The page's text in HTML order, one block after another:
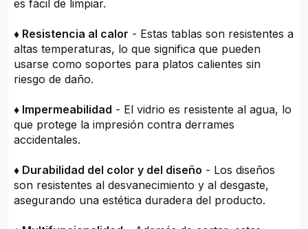
es fácil de limpiar.
♦ Resistencia al calor - Estas tablas son resistentes a
altas temperaturas, lo que significa que pueden
usarse como soportes para platos calientes sin
riesgo de daño.
♦ Impermeabilidad - El vidrio es resistente al agua, lo
que protege la impresión contra derrames
accidentales.
♦ Durabilidad del color y del diseño - Los diseños
son resistentes al desvanecimiento y al desgaste,
asegurando una estética duradera del producto.